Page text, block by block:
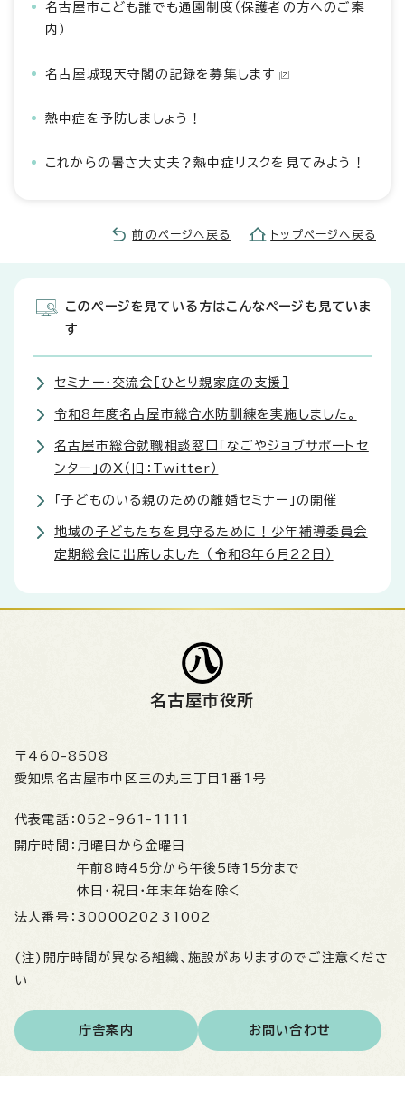
名古屋市こども誰でも通園制度（保護者の方へのご案
内）
名古屋城現天守閣の記録を募集します
熱中症を予防しましょう！
これからの暑さ大丈夫？熱中症リスクを見てみよう！
前のページへ戻る トップページへ戻る
このページを見ている方はこんなページも見ていま
す
セミナー・交流会［ひとり親家庭の支援］
令和8年度名古屋市総合水防訓練を実施しました。
名古屋市総合就職相談窓口「なごやジョブサポートセ
ンター」のX（旧：Twitter）
「子どものいる親のための離婚セミナー」の開催
地域の子どもたちを見守るために！少年補導委員会
定期総会に出席しました （令和8年6月22日）
名古屋市役所
〒460-8508
愛知県名古屋市中区三の丸三丁目1番1号
代表電話： 052-961-1111
開庁時間： 月曜日から金曜日
午前8時45分から午後5時15分まで
休日・祝日・年末年始を除く
法人番号： 3000020231002
(注)開庁時間が異なる組織、施設がありますのでご注意くださ
い
庁舎案内 お問い合わせ